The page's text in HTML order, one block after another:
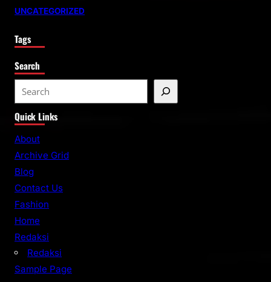
UNCATEGORIZED
Tags
Search
e
a
r
Quick Links
About
Archive Grid
Blog
Contact Us
Fashion
Home
Redaksi
Redaksi
Sample Page